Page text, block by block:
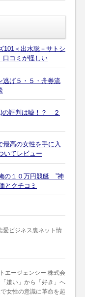
101＜出水聡－サトシ
コミが怪しい
逃げ５・５・舟券流
)の評判は嘘！？ ２
最高の女性を手に入
いてレビュー
の１０万円競艇 ”神
とクチコミ
愛ビジネス裏ネット情
エージェンシー 株式会
嫌い」から「好き」へ
女性の意識に革命を起